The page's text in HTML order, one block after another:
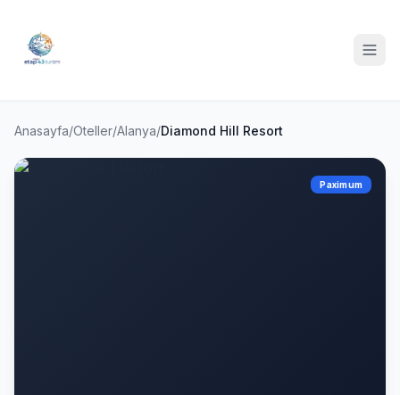
Anasayfa/Oteller/Alanya/Diamond Hill Resort
Paximum